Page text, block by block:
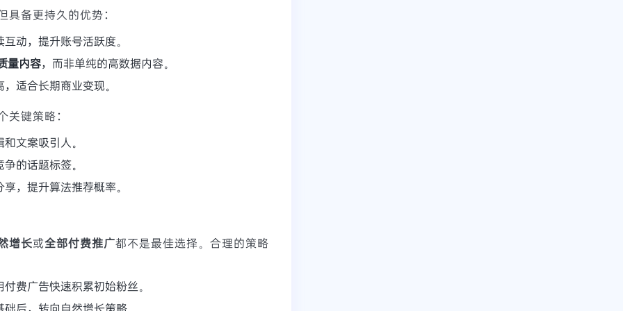
具备更持久的优势：
动，提升账号活跃度。
量内容，而非单纯的高数据内容。
适合长期商业变现。
关键策略：
文案吸引人。
的话题标签。
，提升算法推荐概率。
增长或全部付费推广都不是最佳选择。合理的策略
费广告快速积累初始粉丝。
后，转向自然增长策略。